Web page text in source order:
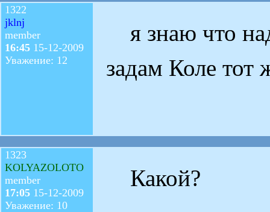
1322
jklnj
member
16:45 15-12-2009
Уважение: 12
я знаю что
задам Коле тот
1323
KOLYAZOLOTO
member
17:05 15-12-2009
Уважение: 10
Какой?